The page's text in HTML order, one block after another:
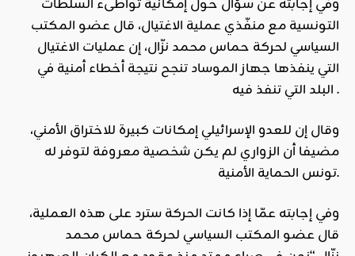
وفي إجابته عن سؤال حول إمكانية تواطىء السلطات
التونسية مع منفّذي عملية الاغتيال، قال عضو المكتب
السياسي لحركة حماس محمد نزّال، إن عمليات الاغتيال
التي ينفذها جهاز الموساد تنجح نتيجة أخطاء أمنية في
البلد التي تنفذ فيه .
وقال إن للعدو الإسرائيلي إمكانات كبيرة للاختراق الأمني،
مضيفا أن الزواري لم يكن شخصية معروفة لتوفر له
تونس الحماية الأمنية.
وفي إجابته عمّا إذا كانت الحركة سترد على هذه العملية،
قال عضو المكتب السياسي لحركة حماس محمد